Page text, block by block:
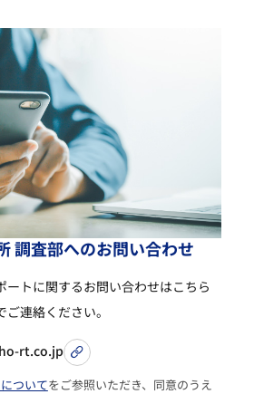
調査部へのお問い合わせ
ートに関するお問い合わせはこちら
連絡ください。
rt.co.jp
ついてをご参照いただき、同意のうえ